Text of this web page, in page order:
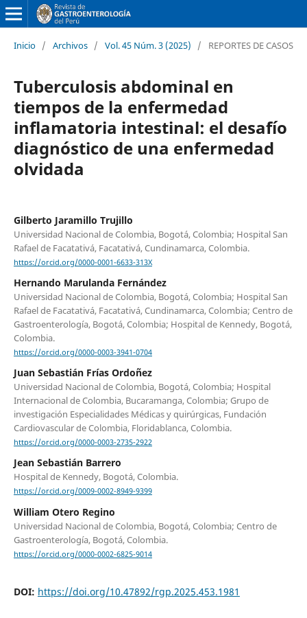
Inicio / Archivos / Vol. 45 Núm. 3 (2025) / REPORTES DE CASOS
Tuberculosis abdominal en
tiempos de la enfermedad
inflamatoria intestinal: el desafío
diagnóstico de una enfermedad
olvidada
Gilberto Jaramillo Trujillo
Universidad Nacional de Colombia, Bogotá, Colombia; Hospital San
Rafael de Facatativá, Facatativá, Cundinamarca, Colombia.
https://orcid.org/0000-0001-6633-313X
Hernando Marulanda Fernández
Universidad Nacional de Colombia, Bogotá, Colombia; Hospital San
Rafael de Facatativá, Facatativá, Cundinamarca, Colombia; Centro de
Gastroenterología, Bogotá, Colombia; Hospital de Kennedy, Bogotá,
Colombia.
https://orcid.org/0000-0003-3941-0704
Juan Sebastián Frías Ordoñez
Universidad Nacional de Colombia, Bogotá, Colombia; Hospital
Internacional de Colombia, Bucaramanga, Colombia; Grupo de
investigación Especialidades Médicas y quirúrgicas, Fundación
Cardiovascular de Colombia, Floridablanca, Colombia.
https://orcid.org/0000-0003-2735-2922
Jean Sebastián Barrero
Hospital de Kennedy, Bogotá, Colombia.
https://orcid.org/0009-0002-8949-9399
William Otero Regino
Universidad Nacional de Colombia, Bogotá, Colombia; Centro de
Gastroenterología, Bogotá, Colombia.
https://orcid.org/0000-0002-6825-9014
DOI: https://doi.org/10.47892/rgp.2025.453.1981